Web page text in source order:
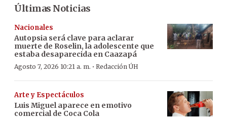
Últimas Noticias
Nacionales
Autopsia será clave para aclarar
muerte de Roselin, la adolescente que
estaba desaparecida en Caazapá
Agosto 7, 2026 10:21 a. m. · Redacción ÚH
Arte y Espectáculos
Luis Miguel aparece en emotivo
comercial de Coca Cola